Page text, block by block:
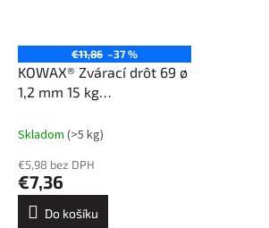
€11,86 –37 %
KOWAX® Zvárací drôt 69 ø
1,2 mm 15 kg
Skladom (>5 kg)
€5,98 bez DPH
€7,36
Do košíku